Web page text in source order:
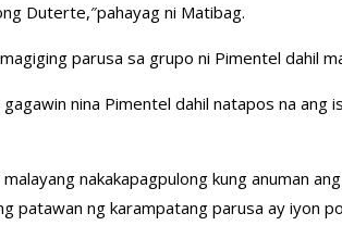
Duterte,″pahayag ni Matibag.
parusa sa grupo ni Pimentel dahil
nina Pimentel dahil natapos na
nakakapagpulong kung anuman
patawan ng karampatang parusa ay iyon